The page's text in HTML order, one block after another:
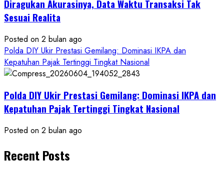
Diragukan Akurasinya, Data Waktu Transaksi Tak
Sesuai Realita
Posted on 2 bulan ago
Polda DIY Ukir Prestasi Gemilang: Dominasi IKPA dan
Kepatuhan Pajak Tertinggi Tingkat Nasional
Polda DIY Ukir Prestasi Gemilang: Dominasi IKPA dan
Kepatuhan Pajak Tertinggi Tingkat Nasional
Posted on 2 bulan ago
Recent Posts